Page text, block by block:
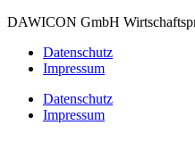
DAWICON GmbH
Datenschutz
Impressum
Datenschutz
Impressum